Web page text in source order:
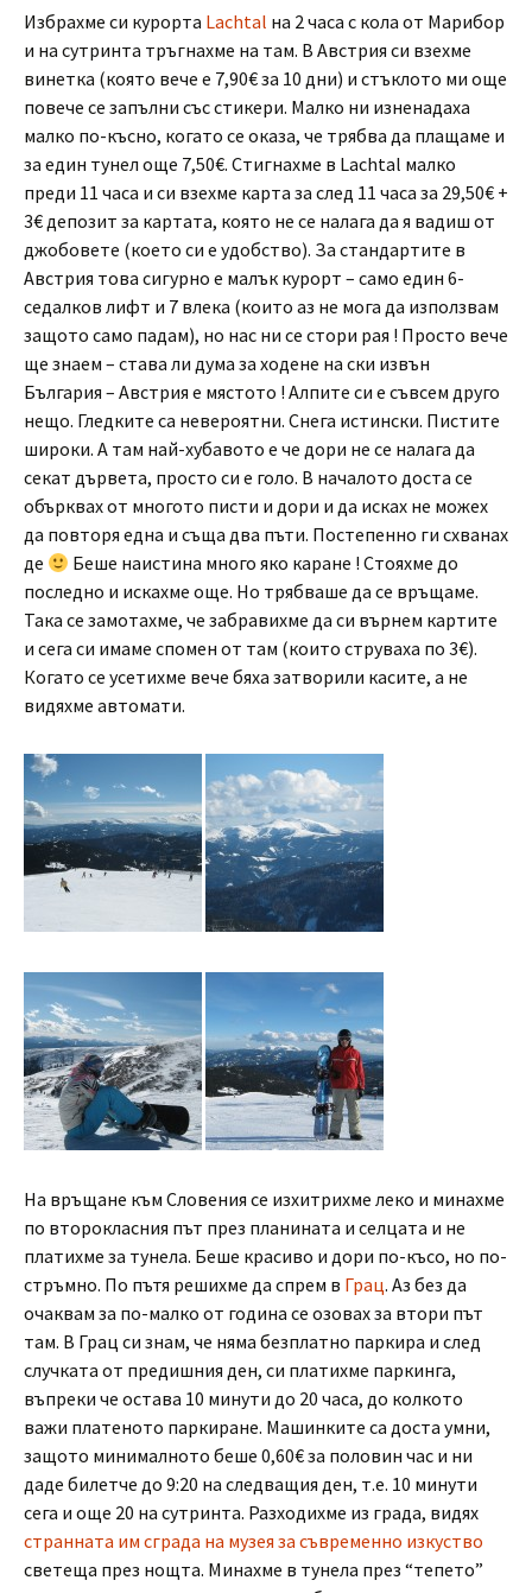
Избрахме си курорта Lachtal на 2 часа с кола от Марибор
и на сутринта тръгнахме на там. В Австрия си взехме
винетка (която вече е 7,90€ за 10 дни) и стъклото ми още
повече се запълни със стикери. Малко ни изненадаха
малко по-късно, когато се оказа, че трябва да плащаме и
за един тунел още 7,50€. Стигнахме в Lachtal малко
преди 11 часа и си взехме карта за след 11 часа за 29,50€ +
3€ депозит за картата, която не се налага да я вадиш от
джобовете (което си е удобство). За стандартите в
Австрия това сигурно е малък курорт – само един 6-
седалков лифт и 7 влека (които аз не мога да използвам
защото само падам), но нас ни се стори рая ! Просто вече
ще знаем – става ли дума за ходене на ски извън
България – Австрия е мястото ! Алпите си е съвсем друго
нещо. Гледките са невероятни. Снега истински. Пистите
широки. А там най-хубавото е че дори не се налага да
секат дървета, просто си е голо. В началото доста се
обърквах от многото писти и дори и да исках не можех
да повторя една и съща два пъти. Постепенно ги схванах
де
Беше наистина много яко каране ! Стояхме до
последно и искахме още. Но трябваше да се връщаме.
Така се замотахме, че забравихме да си върнем картите
и сега си имаме спомен от там (които струваха по 3€).
Когато се усетихме вече бяха затворили касите, а не
видяхме автомати.
На връщане към Словения се изхитрихме леко и минахме
по второкласния път през планината и селцата и не
платихме за тунела. Беше красиво и дори по-късо, но по-
стръмно. По пътя решихме да спрем в Грац. Аз без да
очаквам за по-малко от година се озовах за втори път
там. В Грац си знам, че няма безплатно паркира и след
случката от предишния ден, си платихме паркинга,
въпреки че остава 10 минути до 20 часа, до колкото
важи платеното паркиране. Машинките са доста умни,
защото минималното беше 0,60€ за половин час и ни
даде билетче до 9:20 на следващия ден, т.е. 10 минути
сега и още 20 на сутринта. Разходихме из града, видях
странната им сграда на музея за съвременно изкуство
светеща през нощта. Минахме в тунела през “тепето”